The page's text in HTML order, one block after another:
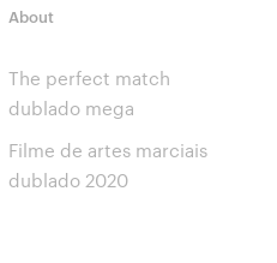
About
The perfect match
dublado mega
Filme de artes marciais
dublado 2020